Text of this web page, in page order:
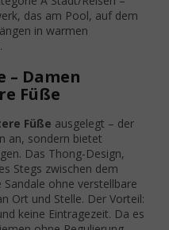
das am Pool, auf dem
in warmen
– Damen
Füße
Füße ausgelegt – der
an, sondern bietet
Das Thong-Design,
Stegs zwischen dem
ohne verstellbare
Ort und Stelle. Der Vorteil:
keine Eintragezeit. Da es